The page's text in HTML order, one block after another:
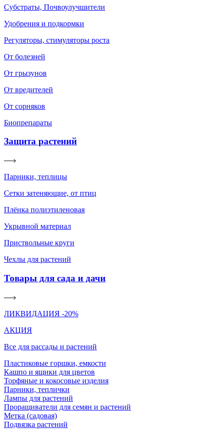
Субстраты, Почвоулучшители
Удобрения и подкормки
Регуляторы, стимуляторы роста
От болезней
От грызунов
От вредителей
От сорняков
Биопрепараты
Защита растений
Парники, теплицы
Сетки затеняющие, от птиц
Плёнка полиэтиленовая
Укрывной материал
Приствольные круги
Чехлы для растений
Товары для сада и дачи
ЛИКВИДАЦИЯ -20%
АКЦИЯ
Все для рассады и растений
Пластиковые горшки, емкости
Кашпо и ящики для цветов
Торфяные и кокосовые изделия
Парники, теплички
Лампы для растений
Проращиватели для семян и растений
Метка (садовая)
Подвязка растений